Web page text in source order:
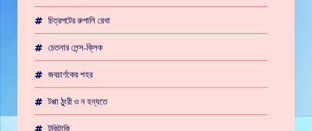
চিত্রপটের রুপালি রেখা
চেতনার লেন্স-ক্লিক
জবচার্ণকের শহর
টপ্পা ঠুংরী ও ন হন্যতে
টুকিটাকি